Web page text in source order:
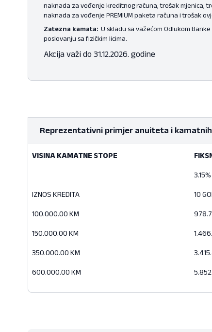
naknada za vođenje kreditnog računa, trošak mjenica,
naknada za vođenje PREMIUM paketa računa i trošak
Zatezna kamata: U skladu sa važećom Odlukom
poslovanju sa fizičkim licima.
Akcija važi do 31.12.2026. godine
Reprezentativni primjer anuiteta i
VISINA KAMATNE STOPE
3.15%
IZNOS KREDITA 10
100.000.00 KM
150.000.00 KM
350.000.00 KM
600.000.00 KM